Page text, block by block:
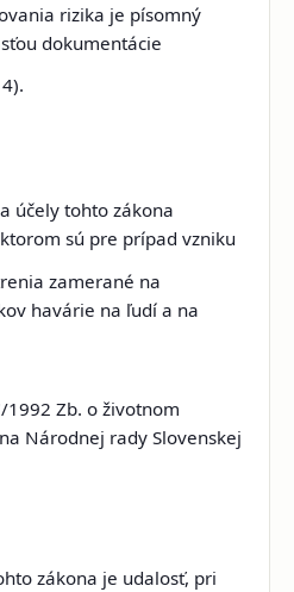
rizika je písomný
dokumentácie
účely tohto zákona
sú pre prípad vzniku
zamerané na
havárie na ľudí a na
1992 Zb. o životnom
Národnej rady Slovenskej
zákona je udalosť, pri